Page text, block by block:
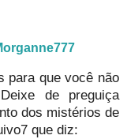
para que você não
de preguiça
dos mistérios de
que diz: